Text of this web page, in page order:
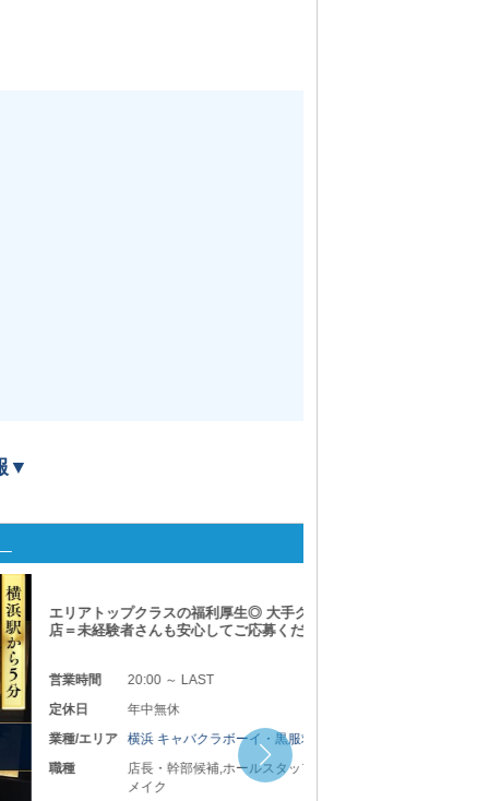
▼
福利厚生◎ 大手グループ経営の完全新規
心してご応募ください！
クラボーイ・黒服求人
候補,ホールスタッフ,送りドライバー,ヘア